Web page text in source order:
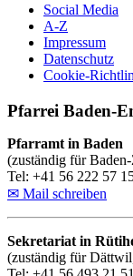
Social Media
A-Z
Impressum
Datenschutz
Cookie-
Pfarrei Baden-
Pfarramt in Baden
(zuständig für
Tel: +41 56 222 57
✉ Mail schreiben
Sekretariat in
(zuständig für